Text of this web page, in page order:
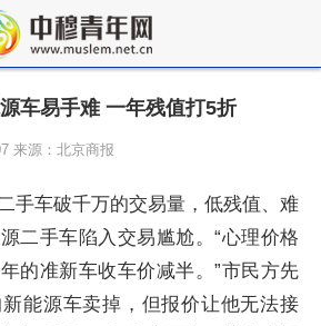
车易手难 一年残值打5折
来源：北京商报
手车破千万的交易量，低残值、难
二手车陷入交易尴尬。“心理价格
的准新车收车价减半。”市民方先
能源车卖掉，但报价让他无法接